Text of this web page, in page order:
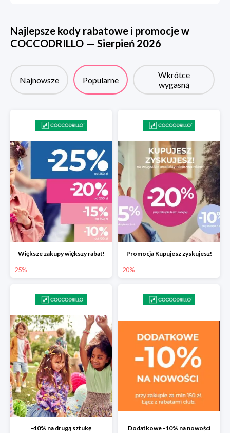
Najlepsze kody rabatowe i promocje w
COCCODRILLO — Sierpień 2026
Najnowsze Popularne
Wkrótce
wygasną
Większe zakupy większy rabat!
25%
Promocja Kupujesz zyskujesz!
20%
-40% na drugą sztukę Dodatkowe -10% na nowości